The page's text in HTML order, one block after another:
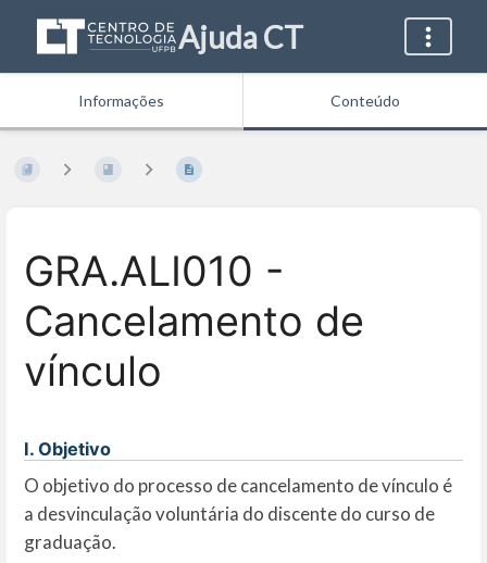
Ajuda CT
Informações Conteúdo
GRA.ALI010 -
Cancelamento de
vínculo
I. Objetivo
O objetivo do processo de cancelamento de vínculo é
a desvinculação voluntária do discente do curso de
graduação.